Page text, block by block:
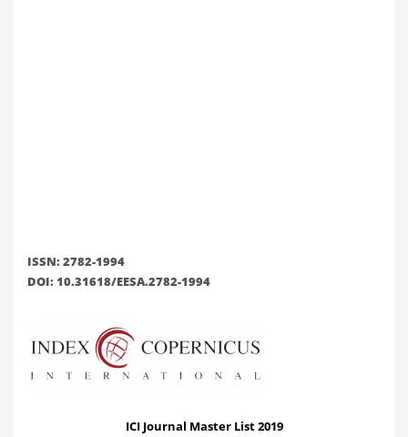
ISSN: 2782-1994
DOI: 10.31618/EESA.2782-1994
ICI Journal Master List 2019